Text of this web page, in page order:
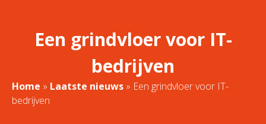
Een grindvloer voor IT-
bedrijven
Home » Laatste nieuws » Een grindvloer voor IT-
bedrijven